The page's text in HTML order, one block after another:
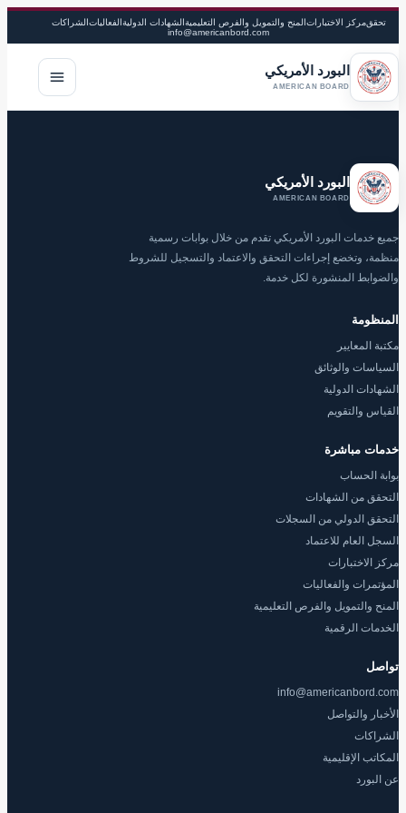
تحققمركز الاختباراتالمنح والتمويل والفرص التعليميةالشهادات الدوليةالفعالياتالشراكات
info@americanbord.com
البورد الأمريكي
AMERICAN BOARD
البورد الأمريكي
AMERICAN BOARD
جميع خدمات البورد الأمريكي تقدم من خلال بوابات رسمية
منظمة، وتخضع إجراءات التحقق والاعتماد والتسجيل للشروط
والضوابط المنشورة لكل خدمة.
المنظومة
مكتبة المعايير
السياسات والوثائق
الشهادات الدولية
القياس والتقويم
خدمات مباشرة
بوابة الحساب
التحقق من الشهادات
التحقق الدولي من السجلات
السجل العام للاعتماد
مركز الاختبارات
المؤتمرات والفعاليات
المنح والتمويل والفرص التعليمية
الخدمات الرقمية
تواصل
info@americanbord.com
الأخبار والتواصل
الشراكات
المكاتب الإقليمية
عن البورد